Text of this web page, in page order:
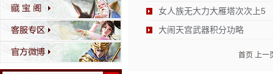
女人族无大力大雁塔次次上5
大闹天宫武器积分功略
首页 上一